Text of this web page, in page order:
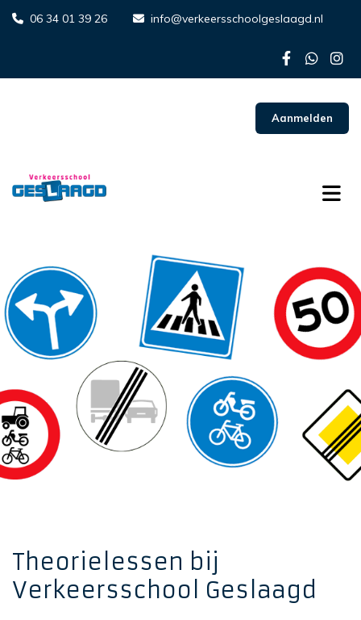
 06 34 01 39 26  info@verkeersschoolgeslaagd.nl
Aanmelden
Theorielessen bij
Verkeersschool Geslaagd